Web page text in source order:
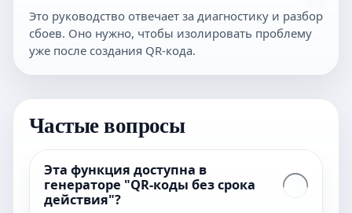
Это руководство отвечает за диагностику и разбор
сбоев. Оно нужно, чтобы изолировать проблему
уже после создания QR-кода.
Частые вопросы
Эта функция доступна в
генераторе "QR-коды без срока
действия"?